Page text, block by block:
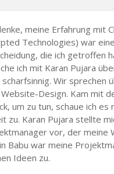
meine Erfahrung mit
Technologies) war
die ich getroffen
ich mit Karan Pujara
Wir sprechen
Design. Kam mit
um zu tun, schaue ich
zu. Karan Pujara stellte
vor, der meine
Babu war meine
Ideen zu.